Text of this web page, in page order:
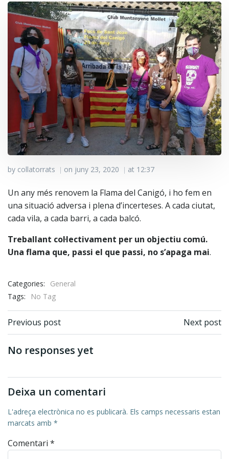
by collatorrats | on juny 23, 2020 | at 12:37
Un any més renovem la Flama del Canigó, i ho fem en
una situació adversa i plena d’incerteses. A cada ciutat,
cada vila, a cada barri, a cada balcó.
Treballant col·lectivament per un objectiu comú.
Una flama que, passi el que passi, no s’apaga mai.
Categories:
General
Tags:
No Tag
Previous post Next post
No responses yet
Deixa un comentari
L'adreça electrònica no es publicarà. Els camps necessaris estan
marcats amb *
Comentari *